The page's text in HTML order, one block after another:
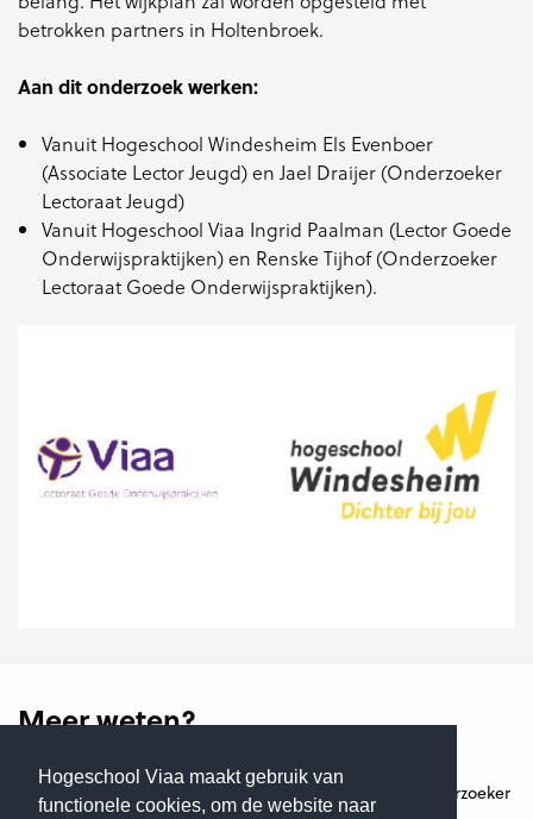
Hogeschool Viaa maakt gebruik van
functionele cookies, om de website naar
betrokken partners in Holtenbroek.
Aan dit onderzoek werken:
Vanuit Hogeschool Windesheim Els Evenboer
(Associate Lector Jeugd) en Jael Draijer (Onderzoeker
Lectoraat Jeugd)
Vanuit Hogeschool Viaa Ingrid Paalman (Lector Goede
Onderwijspraktijken) en Renske Tijhof (Onderzoeker
Lectoraat Goede Onderwijspraktijken).
Meer weten?
R. (Renske) Tijhof MEd
(Docent-onderzoeker